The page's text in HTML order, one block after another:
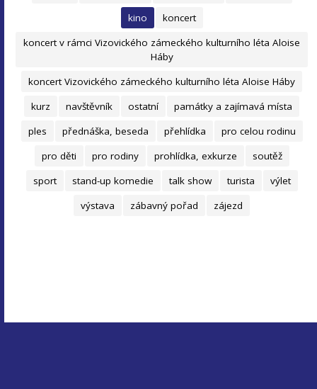
kino
koncert
koncert v rámci Vizovického zámeckého kulturního léta Aloise
Háby
koncert Vizovického zámeckého kulturního léta Aloise Háby
kurz
navštěvník ostatní
památky a zajímavá místa
ples
přednáška, beseda přehlídka
pro celou rodinu
pro děti
pro rodiny prohlídka, exkurze
soutěž
sport
stand-up komedie talk show turista
výlet
výstava
zábavný pořad zájezd